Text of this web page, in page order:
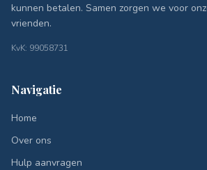
kunnen betalen. Samen zorgen we voor
vrienden.
KvK: 99058731
Navigatie
Home
Over ons
Hulp aanvragen